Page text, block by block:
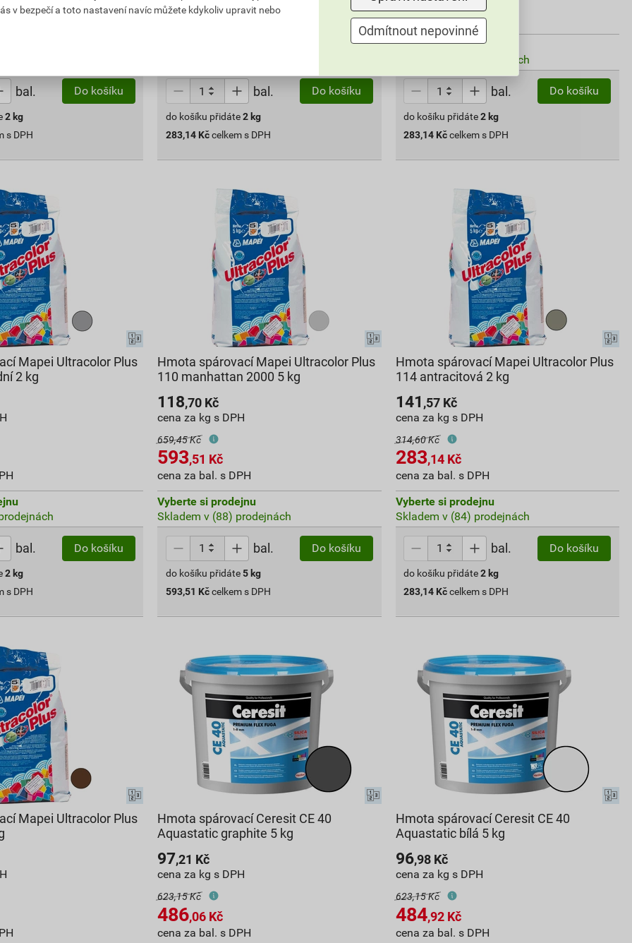
bal. Do košíku
2 kg
s DPH
cena za bal. s DPH
bal. Do košíku
do košíku přidáte2 kg
283,14 Kčcelkem s DPH
cena za bal. s DPH
Vyberte si prodejnu
Skladem v (93) prodejnách
bal. Do košíku
do košíku přidáte 2 kg
283,14 Kč celkem s DPH
Mapei Ultracolor Plus
2 kg
bal. Do košíku
2 kg
s DPH
Hmota spárovací Mapei Ultracolor Plus
110 manhattan 2000 5 kg
118,70 Kč
cena za kg s DPH
659,45 Kč
593,51 Kč
cena za bal. s DPH
Vyberte si prodejnu
Skladem v (88) prodejnách
bal. Do košíku
do košíku přidáte5 kg
593,51 Kčcelkem s DPH
Hmota spárovací Mapei Ultracolor Plus
114 antracitová 2 kg
141 ,57Kč
cena za kg s DPH
314,60 Kč
283,14Kč
cena za bal. s DPH
Vyberte si prodejnu
Skladem v (84) prodejnách
bal. Do košíku
do košíku přidáte 2 kg
283,14 Kč celkem s DPH
Mapei Ultracolor Plus
Hmota spárovací Ceresit CE 40
Aquastatic graphite 5 kg
97,21 Kč
cena za kg s DPH
623,15 Kč
486,06 Kč
cena za bal. s DPH
Hmota spárovací Ceresit CE 40
Aquastatic bílá 5 kg
96,98Kč
cena za kg s DPH
623,15 Kč
484,92Kč
cena za bal. s DPH
v bezpečí a toto nastavení navíc můžete kdykoliv upravit nebo
Odmítnout nepovinné